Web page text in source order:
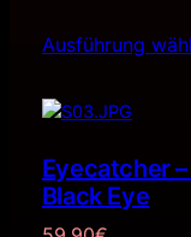
Ausführung
Eyecatcher
Black Eye